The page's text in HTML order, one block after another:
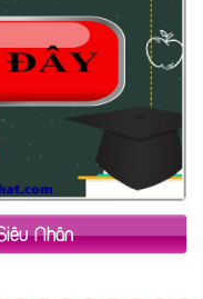
Nhân